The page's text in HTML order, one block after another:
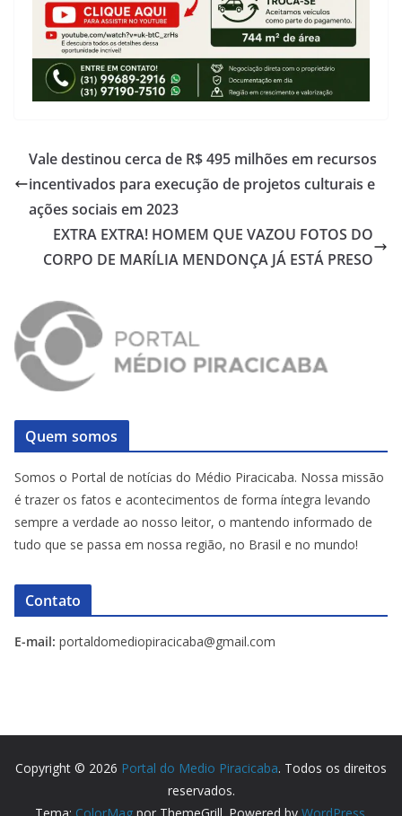
Vale destinou cerca de R$ 495 milhões em recursos
incentivados para execução de projetos culturais e
ações sociais em 2023
EXTRA EXTRA! HOMEM QUE VAZOU FOTOS DO
CORPO DE MARÍLIA MENDONÇA JÁ ESTÁ PRESO
Quem somos
Somos o Portal de notícias do Médio Piracicaba. Nossa missão
é trazer os fatos e acontecimentos de forma íntegra levando
sempre a verdade ao nosso leitor, o mantendo informado de
tudo que se passa em nossa região, no Brasil e no mundo!
Contato
E-mail: portaldomediopiracicaba@gmail.com
Copyright © 2026 Portal do Medio Piracicaba. Todos os direitos
reservados.